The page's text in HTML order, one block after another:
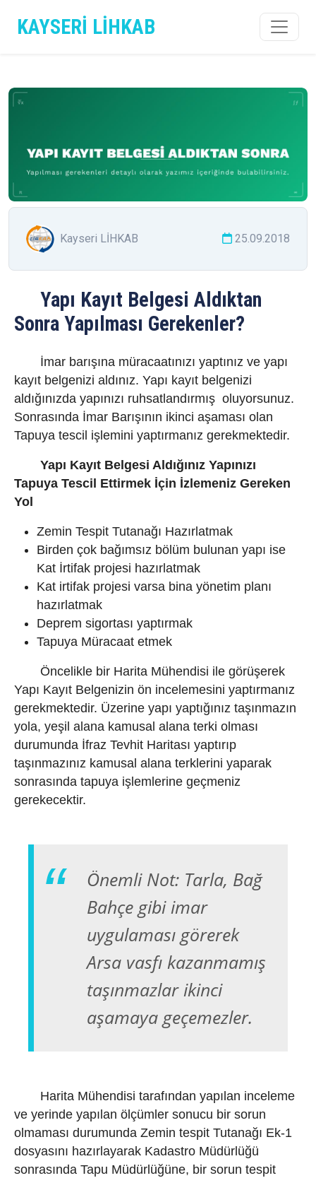
KAYSERİ LİHKAB
Kayseri LİHKAB 25.09.2018
Yapı Kayıt Belgesi Aldıktan
Sonra Yapılması Gerekenler?
İmar barışına müracaatınızı yaptınız ve yapı
kayıt belgenizi aldınız. Yapı kayıt belgenizi
aldığınızda yapınızı ruhsatlandırmış oluyorsunuz.
Sonrasında İmar Barışının ikinci aşaması olan
Tapuya tescil işlemini yaptırmanız gerekmektedir.
Yapı Kayıt Belgesi Aldığınız Yapınızı
Tapuya Tescil Ettirmek İçin İzlemeniz Gereken
Yol
Zemin Tespit Tutanağı Hazırlatmak
Birden çok bağımsız bölüm bulunan yapı ise
Kat İrtifak projesi hazırlatmak
Kat irtifak projesi varsa bina yönetim planı
hazırlatmak
Deprem sigortası yaptırmak
Tapuya Müracaat etmek
Öncelikle bir Harita Mühendisi ile görüşerek
Yapı Kayıt Belgenizin ön incelemesini yaptırmanız
gerekmektedir. Üzerine yapı yaptığınız taşınmazın
yola, yeşil alana kamusal alana terki olması
durumunda İfraz Tevhit Haritası yaptırıp
taşınmazınız kamusal alana terklerini yaparak
sonrasında tapuya işlemlerine geçmeniz
gerekecektir.
Önemli Not: Tarla, Bağ
Bahçe gibi imar
uygulaması görerek
Arsa vasfı kazanmamış
taşınmazlar ikinci
aşamaya geçemezler.
Harita Mühendisi tarafından yapılan inceleme
ve yerinde yapılan ölçümler sonucu bir sorun
olmaması durumunda Zemin tespit Tutanağı Ek-1
dosyasını hazırlayarak Kadastro Müdürlüğü
sonrasında Tapu Müdürlüğüne, bir sorun tespit